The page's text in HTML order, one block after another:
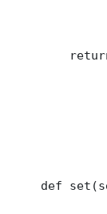
def